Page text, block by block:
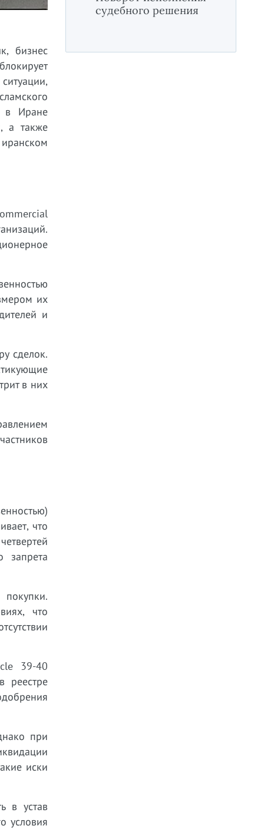
бизнес
в Иране
а также
их
и
сделок.
в них
что
запрета
что
39-40
реестре
при
иски
в устав
условия
судебного решения